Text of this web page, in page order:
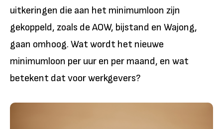
uitkeringen die aan het minimumloon zijn
gekoppeld, zoals de AOW, bijstand en Wajong,
gaan omhoog. Wat wordt het nieuwe
minimumloon per uur en per maand, en wat
betekent dat voor werkgevers?